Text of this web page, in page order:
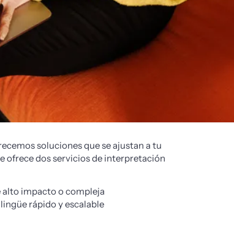
soluciones que se ajustan a tu
dos servicios de interpretación
impacto o compleja
rápido y escalable